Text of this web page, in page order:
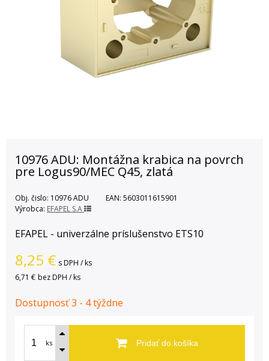
10976 ADU: Montážna krabica na povrch
pre Logus90/MEC Q45, zlatá
Obj. čislo: 10976 ADU EAN: 5603011615901
Výrobca: EFAPEL S.A
EFAPEL - univerzálne príslušenstvo ETS10
8,25 € s DPH / ks
6,71 € bez DPH / ks
Dostupnosť 3 - 4 týždne
ks Pridať do košíka